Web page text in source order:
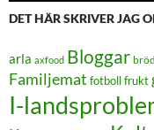
DET HÄR SKRIVER JAG
arla axfood Bloggar bröd
Familjemat fotboll frukt
I-